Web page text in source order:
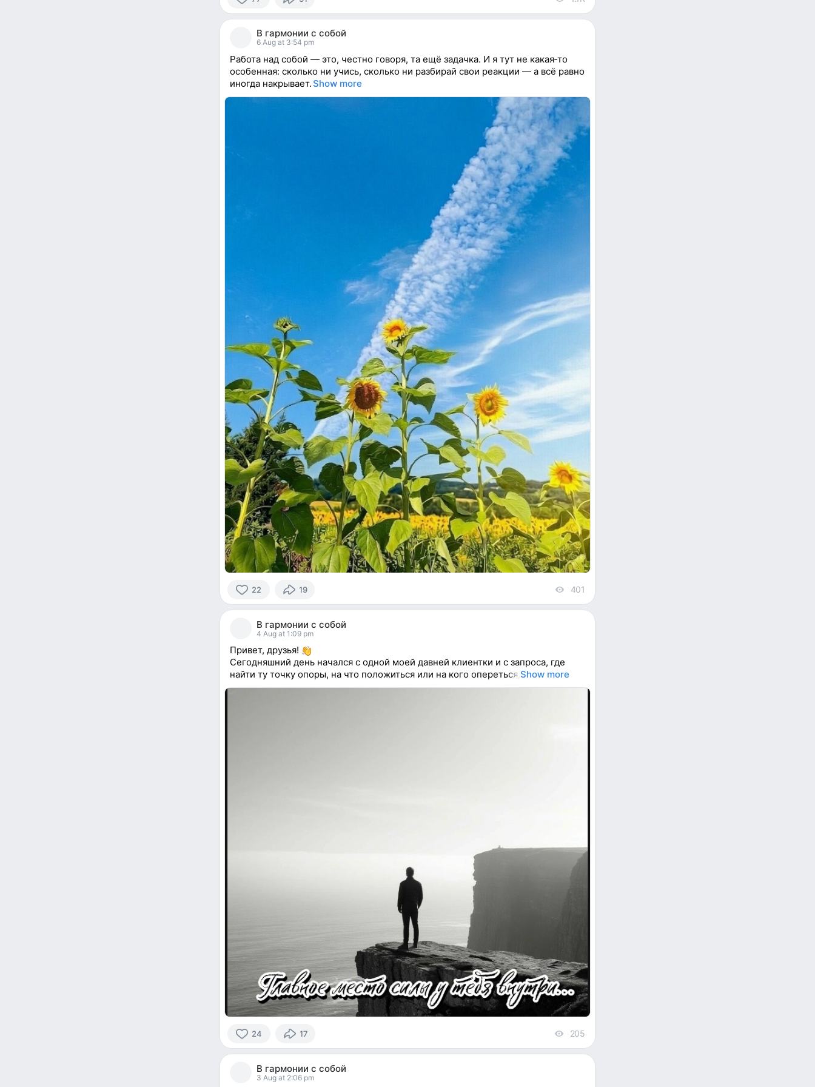
77
reactedВ гармонии с собой
6 Aug at 3:54 pm
Работа над собой — это, честно говоря, та ещё задачка. И я тут не какая‑то
особенная: сколько ни учись, сколько ни разбирай свои реакции — а всё равно
иногда накрывает.Show more
22
22
reacted
19 401
В гармонии с собой
4 Aug at 1:09 pm
Привет, друзья!
Сегодняшний день начался с одной моей давней клиентки и с запроса, где
найти ту точку опоры, на что положиться или на кого опереться, Show more
24
24
reacted
17 205
В гармонии с собой
3 Aug at 2:06 pm